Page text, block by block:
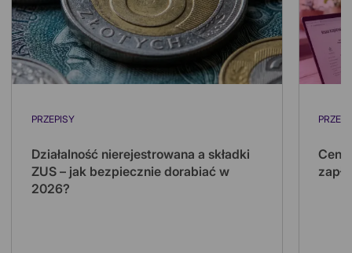
PRZEPISY
Działalność nierejestrowana a składki
ZUS – jak bezpiecznie dorabiać w
2026?